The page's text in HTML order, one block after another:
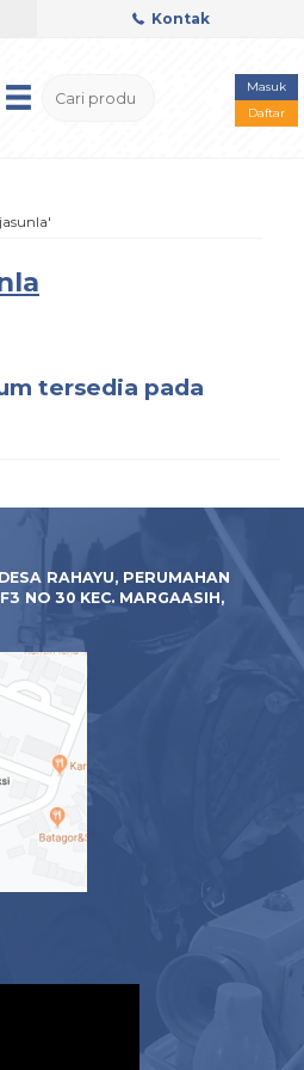
Kontak
Masuk
Daftar
tersedia pada
RAHAYU, PERUMAHAN
NO 30 KEC. MARGAASIH,